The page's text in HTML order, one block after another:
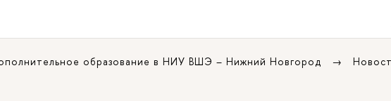
образование в НИУ ВШЭ – Нижний Новгород